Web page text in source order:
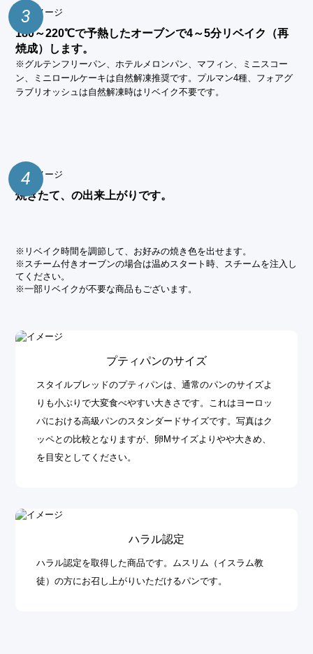
3
180～220℃で予熱したオーブンで4～5分リベイク（再
焼成）します。
※グルテンフリーパン、ホテルメロンパン、マフィン、ミニスコー
ン、ミニロールケーキは自然解凍推奨です。プルマン4種、フォアグ
ラブリオッシュは自然解凍時はリベイク不要です。
4
焼きたて、の出来上がりです。
※リベイク時間を調節して、お好みの焼き色を出せます。
※スチーム付きオーブンの場合は温めスタート時、スチームを注入し
てください。
※一部リベイクが不要な商品もございます。
プティパンのサイズ
スタイルブレッドのプティパンは、通常のパンのサイズよ
りも小ぶりで大変食べやすい大きさです。これはヨーロッ
パにおける高級パンのスタンダードサイズです。写真はク
ッペとの比較となりますが、卵Mサイズよりやや大きめ、
を目安としてください。
ハラル認定
ハラル認定を取得した商品です。ムスリム（イスラム教
徒）の方にお召し上がりいただけるパンです。